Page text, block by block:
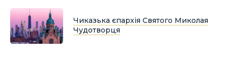
Чиказька єпархія Святого Миколая
Чудотворця